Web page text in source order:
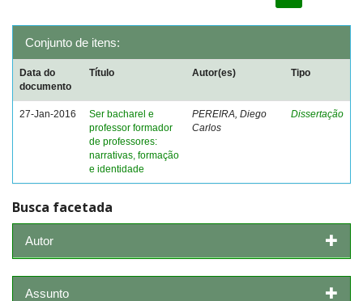
Conjunto de itens:
Data do
documento
Título Autor(es) Tipo
27-Jan-2016
Ser bacharel e
professor formador
de professores:
narrativas, formação
e identidade
PEREIRA, Diego
Carlos
Dissertação
Busca facetada
Autor
Assunto